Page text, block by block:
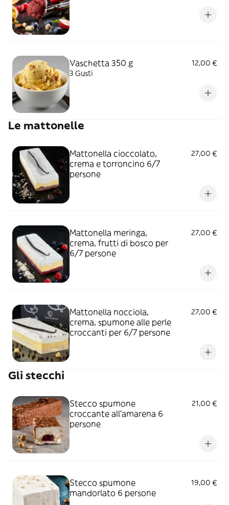
Vaschetta 350 g
12,00 €
3 Gusti
Le mattonelle
Mattonella cioccolato,
crema e torroncino 6/7
persone
27,00 €
Mattonella meringa,
crema, frutti di bosco per
6/7 persone
27,00 €
Mattonella nocciola,
crema, spumone alle perle
croccanti per 6/7 persone
27,00 €
Gli stecchi
Stecco spumone
croccante all'amarena 6
persone
21,00 €
Stecco spumone
mandorlato 6 persone
19,00 €